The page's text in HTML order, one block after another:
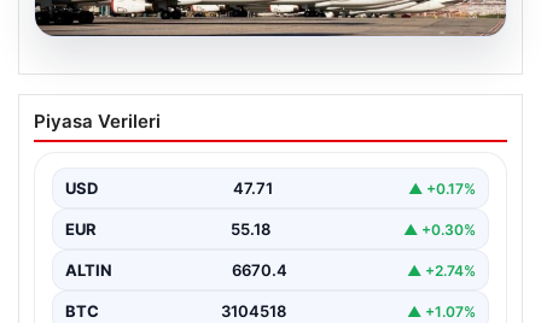
07.08.2026
THY, temmuz ayında 9,5 milyon yolcu
taşıdı
Piyasa Verileri
USD 47.71 ▲ +0.17%
EUR 55.18 ▲ +0.30%
ALTIN 6670.4 ▲ +2.74%
BTC 3104518 ▲ +1.07%